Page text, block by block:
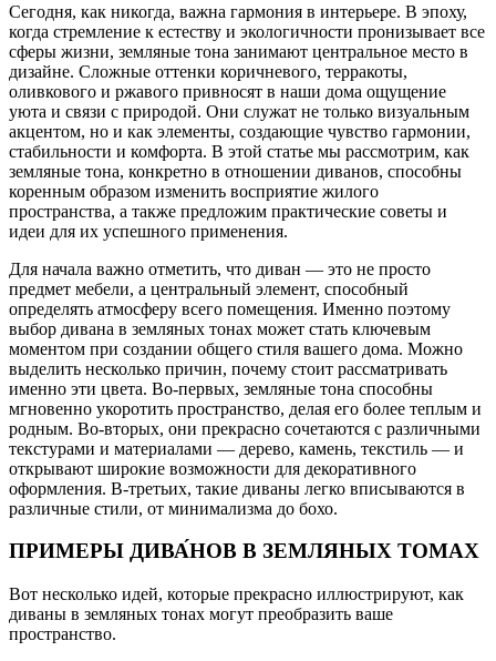
Сегодня, как никогда, важна гармония в интерьере. В эпоху,
когда стремление к естеству и экологичности пронизывает все
сферы жизни, земляные тона занимают центральное место в
дизайне. Сложные оттенки коричневого, терракоты,
оливкового и ржавого привносят в наши дома ощущение
уюта и связи с природой. Они служат не только визуальным
акцентом, но и как элементы, создающие чувство гармонии,
стабильности и комфорта. В этой статье мы рассмотрим, как
земляные тона, конкретно в отношении диванов, способны
коренным образом изменить восприятие жилого
пространства, а также предложим практические советы и
идеи для их успешного применения.
Для начала важно отметить, что диван — это не просто
предмет мебели, а центральный элемент, способный
определять атмосферу всего помещения. Именно поэтому
выбор дивана в земляных тонах может стать ключевым
моментом при создании общего стиля вашего дома. Можно
выделить несколько причин, почему стоит рассматривать
именно эти цвета. Во-первых, земляные тона способны
мгновенно укоротить пространство, делая его более теплым и
родным. Во-вторых, они прекрасно сочетаются с различными
текстурами и материалами — дерево, камень, текстиль — и
открывают широкие возможности для декоративного
оформления. В-третьих, такие диваны легко вписываются в
различные стили, от минимализма до бохо.
ПРИМЕРЫ ДИВА́НОВ В ЗЕМЛЯНЫХ ТОМАХ
Вот несколько идей, которые прекрасно иллюстрируют, как
диваны в земляных тонах могут преобразить ваше
пространство.